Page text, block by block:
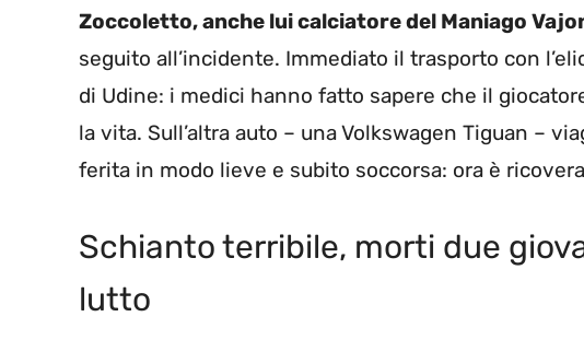
Zoccoletto, anche lui calciatore del Maniago
seguito all’incidente. Immediato il trasporto con
di Udine: i medici hanno fatto sapere che il
la vita. Sull’altra auto – una Volkswagen Tiguan –
ferita in modo lieve e subito soccorsa: ora è
Schianto terribile, morti due
lutto